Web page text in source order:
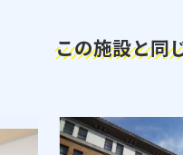
この施設と同